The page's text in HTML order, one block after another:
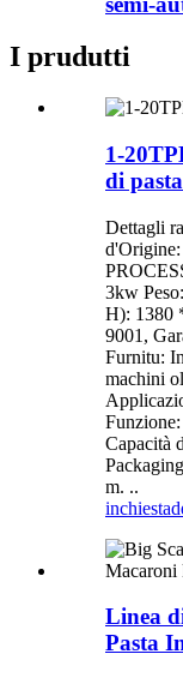
I prudutti
1-
di
Dettagli
3kw
H): 1380
9001,
Furnitu:
machini
Capacità
m. ..
inchiesta
Linea
Pasta